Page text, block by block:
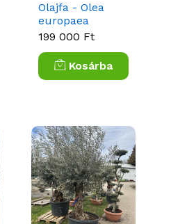
Olajfa - Olea
europaea
Bonsai
199 000 Ft
Kosárba